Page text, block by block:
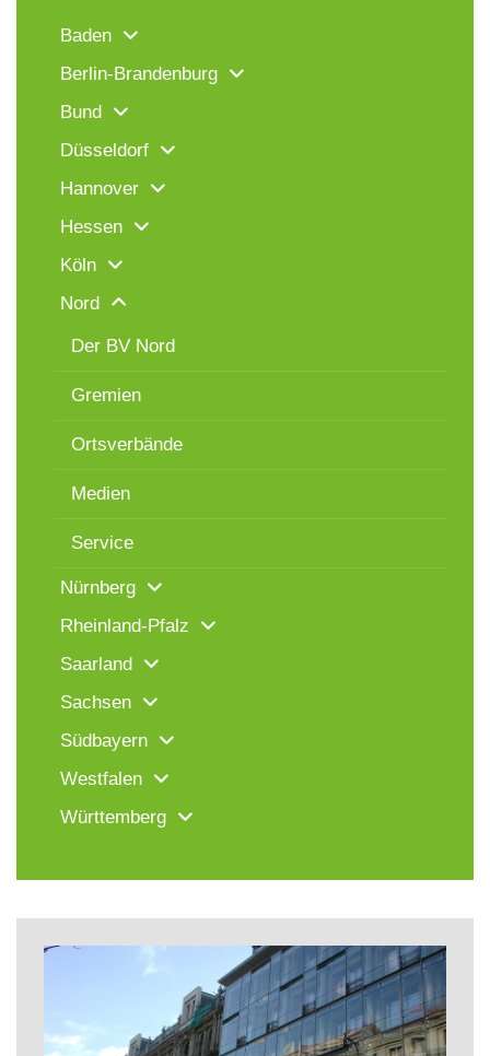
Baden
Berlin-Brandenburg
Bund
Düsseldorf
Hannover
Hessen
Köln
Nord
Der BV Nord
Gremien
Ortsverbände
Medien
Service
Nürnberg
Rheinland-Pfalz
Saarland
Sachsen
Südbayern
Westfalen
Württemberg